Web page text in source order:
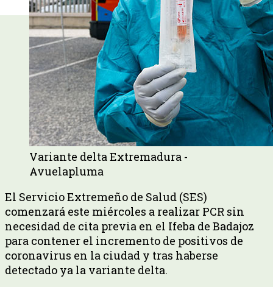
Variante delta Extremadura -
Avuelapluma
El Servicio Extremeño de Salud (SES)
comenzará este miércoles a realizar PCR sin
necesidad de cita previa en el Ifeba de Badajoz
para contener el incremento de positivos de
coronavirus en la ciudad y tras haberse
detectado ya la variante delta.